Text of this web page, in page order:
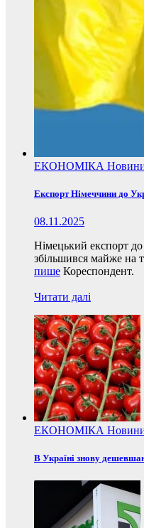
ЕКОНОМІКА
Експорт Німеччини до
08.11.2025
Німецький експорт
збільшився майже на
пише Кореспондент.
Читати далі
ЕКОНОМІКА
В Україні знову